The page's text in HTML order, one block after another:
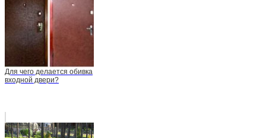
Для чего делается обивка
входной двери?